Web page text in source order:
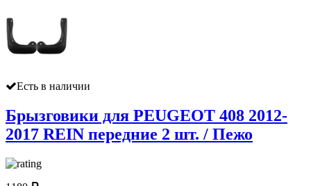
Есть в наличии
Брызговики для PEUGEOT 408 2012-
2017 REIN передние 2 шт. / Пежо